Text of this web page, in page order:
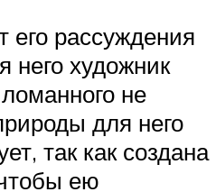
его рассуждения
него художник
не
для него
так как создана
ею